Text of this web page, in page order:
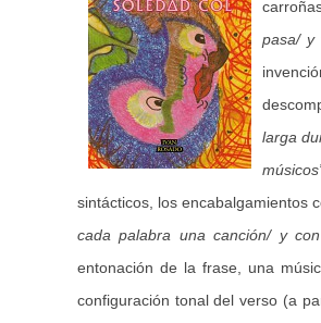
pasa/ y
larga
sintácticos, los encabalgamientos
cada palabra una canción/ y
entonación de la frase, una
configuración tonal del verso (a